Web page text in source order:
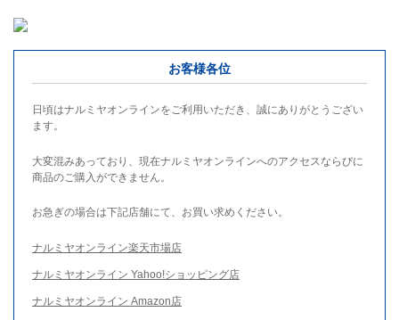
お客様各位
日頃はナルミヤオンラインをご利用いただき、誠にありがとうござい
ます。
大変混みあっており、現在ナルミヤオンラインへのアクセスならびに
商品のご購入ができません。
お急ぎの場合は下記店舗にて、お買い求めください。
ナルミヤオンライン楽天市場店
ナルミヤオンライン Yahoo!ショッピング店
ナルミヤオンライン Amazon店